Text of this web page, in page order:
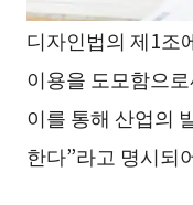
디자인법의 제1조
이용을 도모함으
이를 통해 산업의
한다”라고 명시되